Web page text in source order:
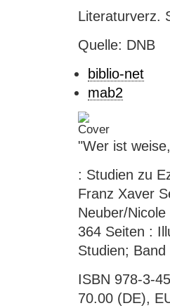
Literaturverz.
Quelle: DNB
biblio-net
mab2
"Wer ist
: Studien zu
Franz Xaver
Neuber/
364 Seiten :
Studien; Band
ISBN 978-3-
70.00 (DE),